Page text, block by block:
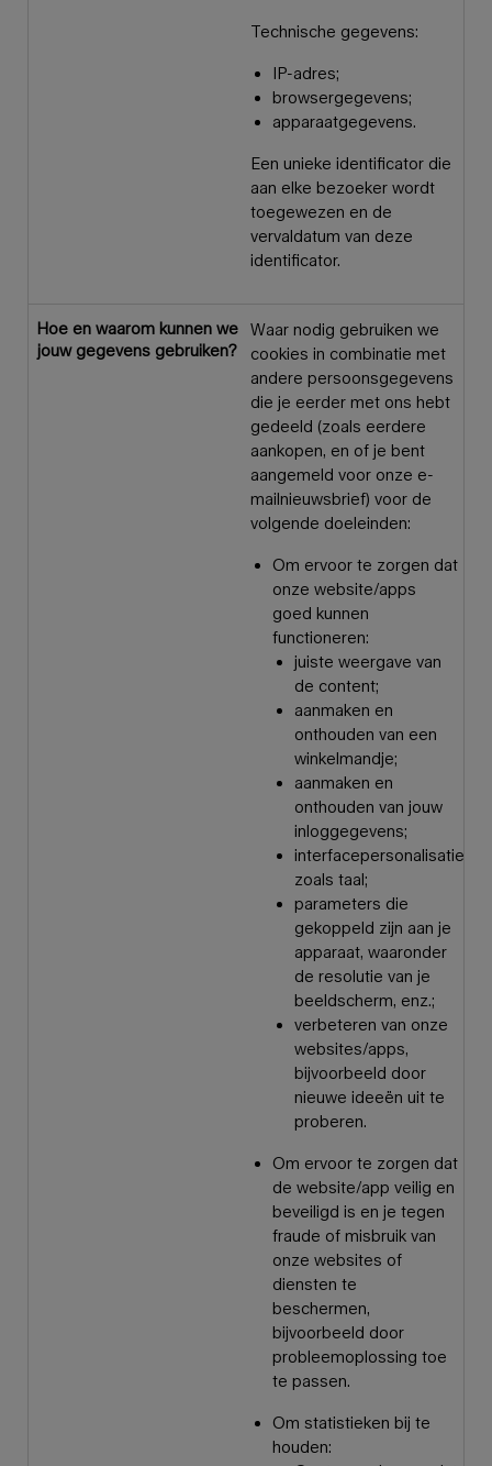
Technische gegevens:
IP-adres;
browsergegevens;
apparaatgegevens.
Een unieke identificator die
aan elke bezoeker wordt
toegewezen en de
vervaldatum van deze
identificator.
Hoe en waarom kunnen we
jouw gegevens gebruiken?
Waar nodig gebruiken we
cookies in combinatie met
andere persoonsgegevens
die je eerder met ons hebt
gedeeld (zoals eerdere
aankopen, en of je bent
aangemeld voor onze e-
mailnieuwsbrief) voor de
volgende doeleinden:
Om ervoor te zorgen dat
onze website/apps
goed kunnen
functioneren:
juiste weergave van
de content;
aanmaken en
onthouden van een
winkelmandje;
aanmaken en
onthouden van jouw
inloggegevens;
interfacepersonalisatie
zoals taal;
parameters die
gekoppeld zijn aan je
apparaat, waaronder
de resolutie van je
beeldscherm, enz.;
verbeteren van onze
websites/apps,
bijvoorbeeld door
nieuwe ideeën uit te
proberen.
Om ervoor te zorgen dat
de website/app veilig en
beveiligd is en je tegen
fraude of misbruik van
onze websites of
diensten te
beschermen,
bijvoorbeeld door
probleemoplossing toe
te passen.
Om statistieken bij te
houden: